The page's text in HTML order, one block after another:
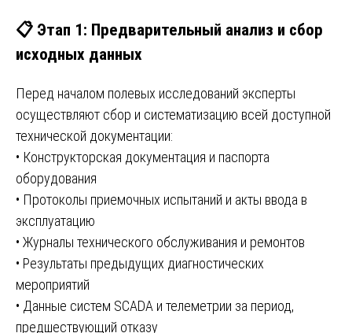
📋 Этап 1: Предварительный анализ и сбор
исходных данных
Перед началом полевых исследований эксперты
осуществляют сбор и систематизацию всей доступной
технической документации:
• Конструкторская документация и паспорта
оборудования
• Протоколы приемочных испытаний и акты ввода в
эксплуатацию
• Журналы технического обслуживания и ремонтов
• Результаты предыдущих диагностических
мероприятий
• Данные систем SCADA и телеметрии за период,
предшествующий отказу